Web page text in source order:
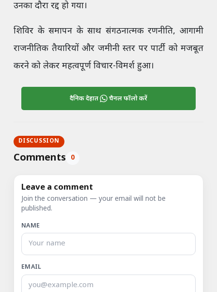
उनका दौरा रद्द हो गया।
शिविर के समापन के साथ संगठनात्मक रणनीति, आगामी
राजनीतिक तैयारियों और जमीनी स्तर पर पार्टी को मजबूत
करने को लेकर महत्वपूर्ण विचार-विमर्श हुआ।
दैनिक देहात चैनल फॉलो करें
DISCUSSION
Comments 0
Leave a comment
Join the conversation — your email will not be
published.
NAME
EMAIL